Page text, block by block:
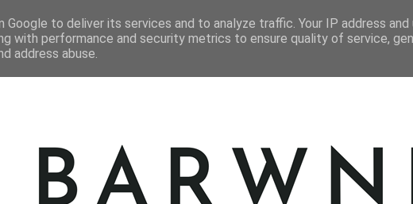
STYLIZACJE KOSMETYKI GOTOWANIE PODRÓŻE
Google to deliver its services and to analyze traffic. Your IP address and
with performance and security metrics to ensure quality of service,
address abuse.